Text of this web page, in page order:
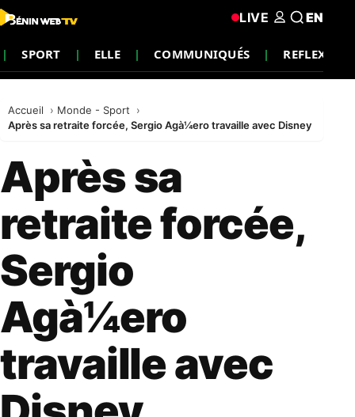
SPORT ELLE COMMUNIQUÉS REFLEXION
LIVE EN
Accueil
Monde - Sport
Après sa retraite forcée, Sergio Agà¼ero travaille avec Disney
Après sa
retraite forcée,
Sergio
Agà¼ero
travaille avec